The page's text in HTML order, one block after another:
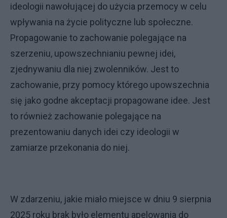
ideologii nawołującej do użycia przemocy w celu
wpływania na życie polityczne lub społeczne.
Propagowanie to zachowanie polegające na
szerzeniu, upowszechnianiu pewnej idei,
zjednywaniu dla niej zwolenników. Jest to
zachowanie, przy pomocy którego upowszechnia
się jako godne akceptacji propagowane idee. Jest
to również zachowanie polegające na
prezentowaniu danych idei czy ideologii w
zamiarze przekonania do niej.
W zdarzeniu, jakie miało miejsce w dniu 9 sierpnia
2025 roku brak było elementu apelowania do